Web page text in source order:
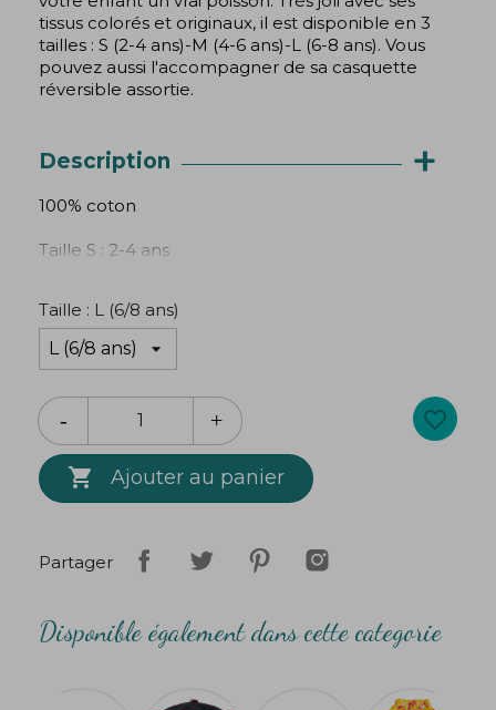
tissus colorés et originaux, il est disponible en 3
tailles : S (2-4 ans)-M (4-6 ans)-L (6-8 ans). Vous
pouvez aussi l'accompagner de sa casquette
réversible assortie.
Description +
100% coton
Taille S : 2-4 ans
Taille L : 6-8 ans
Taille : L (6/8 ans)
 Ajouter au panier
favorite_border
Partager
Disponible également dans cette categorie